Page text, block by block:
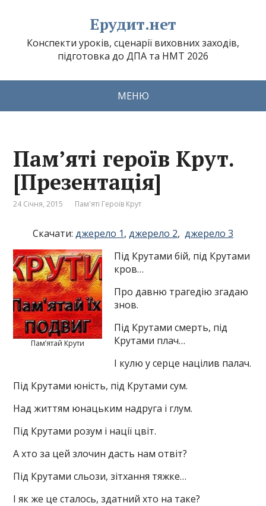
Ерудит.нет
Конспекти уроків, сценарії виховних заходів,
підготовка до ДПА та НМТ 2026
МЕНЮ
Пам’яті героїв Крут.
[Презентація]
24 Січня, 2015 Пам'яті Героїв Крут
Скачати: джерело 1, джерело 2, джерело 3
Пам’ятай Крути
Під Крутами бій, під Крутами
кров…
Про давню трагедію згадаю
знов.
Під Крутами смерть, під
Крутами плач…
І кулю у серце націлив палач.
Під Крутами юність, під Крутами сум.
Над життям юнацьким надруга і глум.
Під Крутами розум і нації цвіт.
А хто за цей злочин дасть нам отвіт?
Під Крутами сльози, зітхання тяжке…
І як же це сталось, здатний хто на таке?